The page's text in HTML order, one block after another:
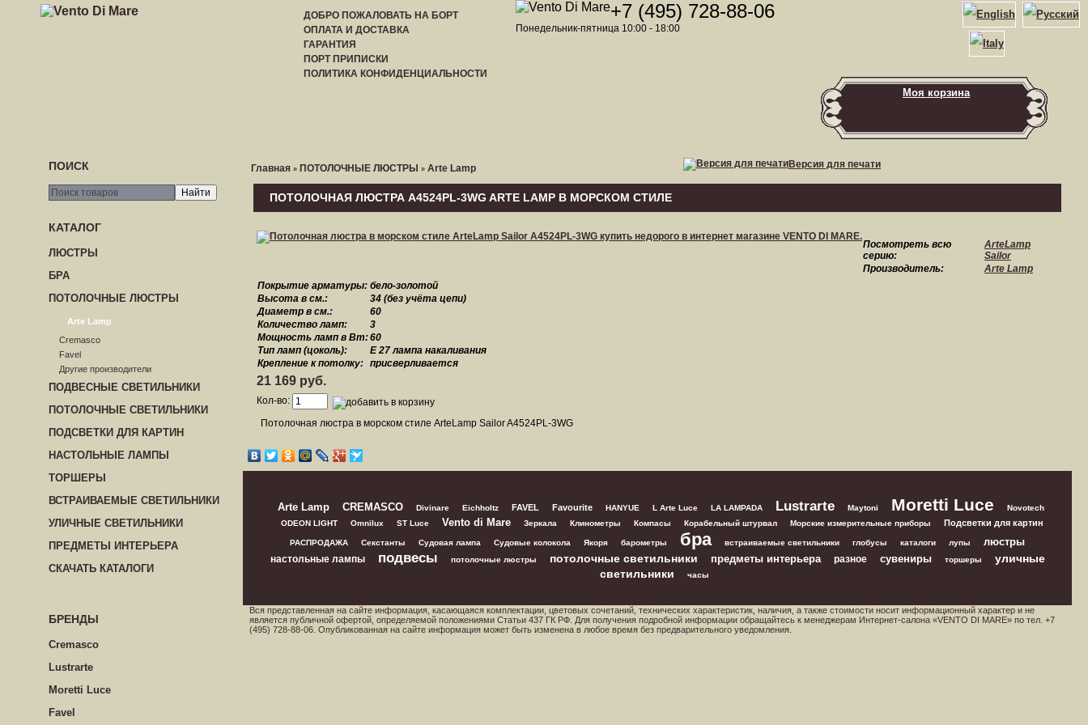
ДОБРО ПОЖАЛОВАТЬ НА БОРТ
ОПЛАТА И ДОСТАВКА
ГАРАНТИЯ
ПОРТ ПРИПИСКИ
ПОЛИТИКА КОНФИДЕНЦИАЛЬНОСТИ
+7 (495) 728-88-06
Понедельник-пятница 10:00 - 18:00
Моя корзина
ПОИСК
КАТАЛОГ
ЛЮСТРЫ
БРА
ПОТОЛОЧНЫЕ ЛЮСТРЫ
Arte Lamp
Cremasco
Favel
Другие производители
ПОДВЕСНЫЕ СВЕТИЛЬНИКИ
ПОТОЛОЧНЫЕ СВЕТИЛЬНИКИ
ПОДСВЕТКИ ДЛЯ КАРТИН
НАСТОЛЬНЫЕ ЛАМПЫ
ТОРШЕРЫ
ВСТРАИВАЕМЫЕ СВЕТИЛЬНИКИ
УЛИЧНЫЕ СВЕТИЛЬНИКИ
ПРЕДМЕТЫ ИНТЕРЬЕРА
СКАЧАТЬ КАТАЛОГИ
БРЕНДЫ
Cremasco
Lustrarte
Moretti Luce
Favel
Главная » ПОТОЛОЧНЫЕ ЛЮСТРЫ » Arte Lamp Версия для печати
ПОТОЛОЧНАЯ ЛЮСТРА A4524PL-3WG ARTE LAMP В МОРСКОМ СТИЛЕ
Посмотреть всю
серию:
ArteLamp
Sailor
Производитель:
Arte Lamp
Покрытие арматуры: бело-золотой
Высота в см.:
34 (без учёта цепи)
Диаметр в см.:
60
Количество ламп:
3
Мощность ламп в Вт:60
Тип ламп (цоколь):
E 27 лампа накаливания
Крепление к потолку: присверливается
21 169 руб.
Кол-во:
Потолочная люстра в морском стиле ArteLamp Sailor A4524PL-3WG
Arte Lamp CREMASCO Divinare Eichholtz FAVEL Favourite HANYUE L Arte Luce LA LAMPADA Lustrarte Maytoni Moretti Luce
Novotech
ODEON LIGHT
Omnilux ST Luce Vento di Mare Зеркала Клинометры Компасы Корабельный штурвал Морские измерительные приборы Подсветки для картин
РАСПРОДАЖА Секстанты Судовая лампа Судовые колокола Якоря барометры бра встраиваемые светильники глобусы каталоги лупы люстры
настольные лампы подвесы потолочные люстры потолочные светильники предметы интерьера разное сувениры торшеры
уличные
светильники
часы
Вся представленная на сайте информация, касающаяся комплектации, цветовых сочетаний, технических характеристик, наличия, а также стоимости носит информационный характер и не
является публичной офертой, определяемой положениями Статьи 437 ГК РФ. Для получения подробной информации обращайтесь к менеджерам Интернет-салона «VENTO DI MARE» по тел. +7
(495) 728-88-06. Опубликованная на сайте информация может быть изменена в любое время без предварительного уведомления.